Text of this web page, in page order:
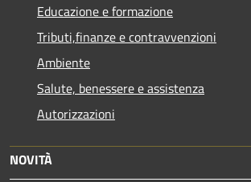
Educazione e formazione
Tributi,finanze e contravvenzioni
Ambiente
Salute, benessere e assistenza
Autorizzazioni
NOVITÀ